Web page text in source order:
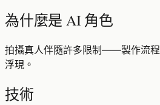
為什麼是 AI 角色
拍攝真人伴隨許多限制——製作流程
浮現。
技術